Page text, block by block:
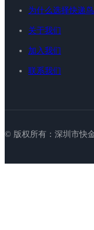
为什么选择快递鸟
关于我们
加入我们
联系我们
© 版权所有：深圳市快